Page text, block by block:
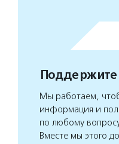
Мы работаем,
информация и
по любому
Вместе мы этого